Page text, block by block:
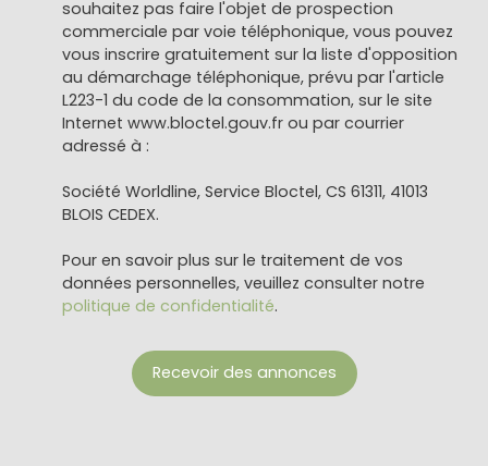
souhaitez pas faire l'objet de prospection
commerciale par voie téléphonique, vous pouvez
vous inscrire gratuitement sur la liste d'opposition
au démarchage téléphonique, prévu par l'article
L223-1 du code de la consommation, sur le site
Internet www.bloctel.gouv.fr ou par courrier
adressé à :
Société Worldline, Service Bloctel, CS 61311, 41013
BLOIS CEDEX.
Pour en savoir plus sur le traitement de vos
données personnelles, veuillez consulter notre
politique de confidentialité.
Recevoir des annonces